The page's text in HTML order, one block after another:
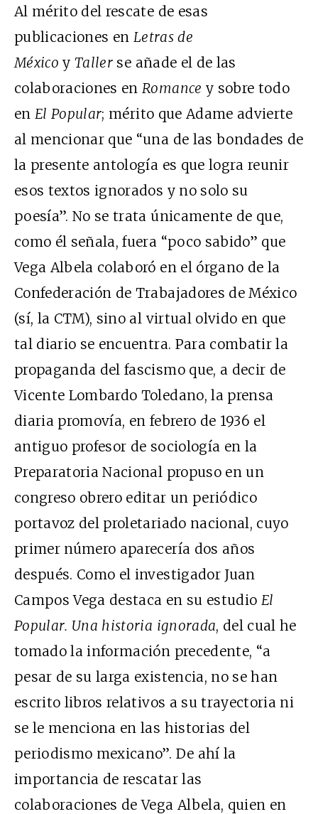
Al mérito del rescate de esas
publicaciones en Letras de
México yTaller se añade el de las
colaboraciones enRomance y sobre todo
enEl Popular; mérito que Adame advierte
al mencionar que “una de las bondades de
la presente antología es que logra reunir
esos textos ignorados y no solo su
poesía”. No se trata únicamente de que,
como él señala, fuera “poco sabido” que
Vega Albela colaboró en el órgano de la
Confederación de Trabajadores de México
(sí, la CTM), sino al virtual olvido en que
tal diario se encuentra. Para combatir la
propaganda del fascismo que, a decir de
Vicente Lombardo Toledano, la prensa
diaria promovía, en febrero de 1936 el
antiguo profesor de sociología en la
Preparatoria Nacional propuso en un
congreso obrero editar un periódico
portavoz del proletariado nacional, cuyo
primer número aparecería dos años
después. Como el investigador Juan
Campos Vega destaca en su estudio El
Popular. Una historia ignorada, del cual he
tomado la información precedente, “a
pesar de su larga existencia, no se han
escrito libros relativos a su trayectoria ni
se le menciona en las historias del
periodismo mexicano”. De ahí la
importancia de rescatar las
colaboraciones de Vega Albela, quien en